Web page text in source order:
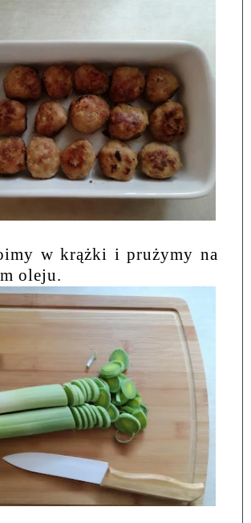
w krążki i prużymy na
oleju.